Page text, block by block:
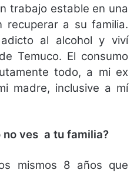
trabajo estable en una
recuperar a su familia.
al alcohol y viví
Temuco. El consumo
todo, a mi ex
madre, inclusive a mí
ves a tu familia?
mismos 8 años que